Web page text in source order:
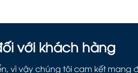
với khách hàng
vì vậy chúng tôi cam kết